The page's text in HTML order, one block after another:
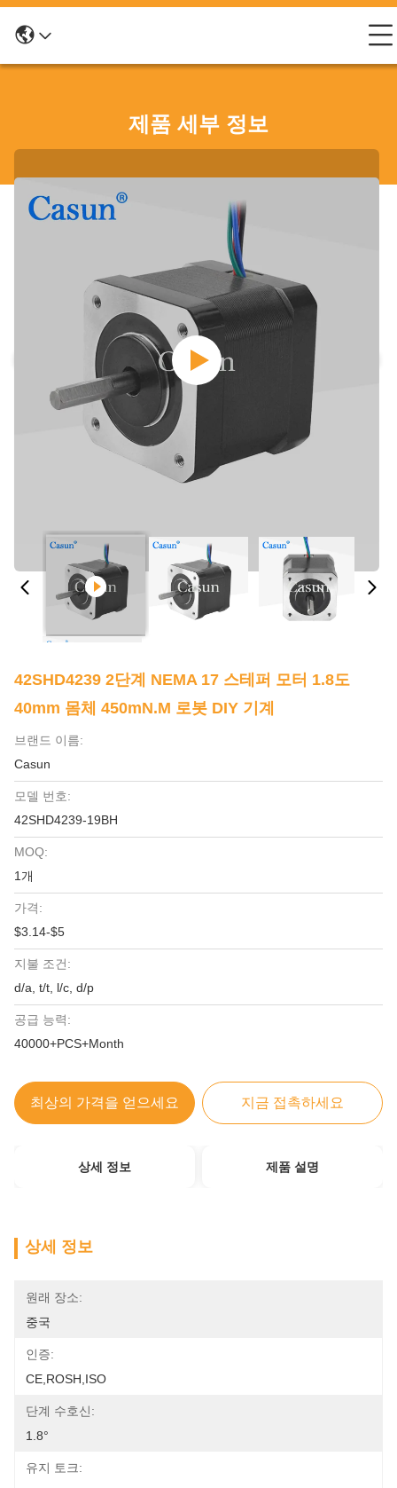
제품 세부 정보
42SHD4239 2단계 NEMA 17 스테퍼 모터 1.8도
40mm 몸체 450mN.m 로봇 DIY 기계
브랜드 이름:
Casun
모델 번호:
42SHD4239-19BH
MOQ:
1개
가격:
$3.14-$5
지불 조건:
d/a, t/t, l/c, d/p
공급 능력:
40000+PCS+Month
최상의 가격을 얻으세요 지금 접촉하세요
상세 정보 제품 설명
상세 정보
원래 장소:
중국
인증:
CE,ROSH,ISO
단계 수호신:
1.8°
유지 토크: